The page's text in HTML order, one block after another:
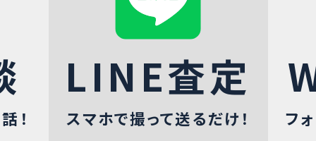
！
LINE査定
スマホで撮って送るだけ！ フ